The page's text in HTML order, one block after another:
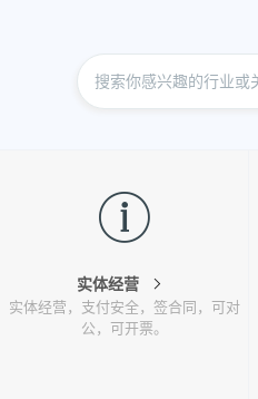
实体经营
实体经营，支付安全，签合同，可对
公，可开票。